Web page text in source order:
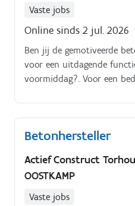
Vaste jobs
Online sinds 2 jul. 2026
Ben jij de gemotiveerde
voor een uitdagende
voormiddag?. Voor een
werkzaamheden uit:. Je
centralist en bent
materialen er nodig zijn
prefab-betonelementen en
juiste plaats je hebt oog
Betonhersteller
Actief Construct
OOSTKAMP
Vaste jobs